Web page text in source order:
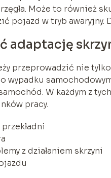
Może to również
pojazd w tryb
adaptację
przeprowadzić nie
wypadku
W każdym z
pracy.
z działaniem skrzyni